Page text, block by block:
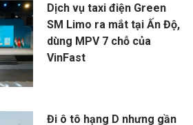
Dịch vụ taxi điện Green
SM Limo ra mắt tại Ấn Độ,
dùng MPV 7 chỗ của
VinFast
Đi ô tô hạng D nhưng gần